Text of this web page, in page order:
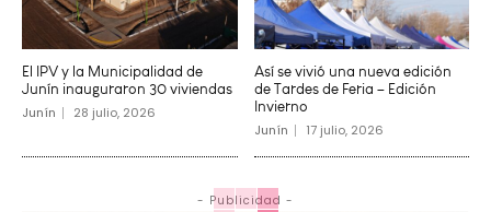
El IPV y la Municipalidad de
Junín inauguraron 30 viviendas
Junín 28 julio, 2026
Así se vivió una nueva edición
de Tardes de Feria – Edición
Invierno
Junín 17 julio, 2026
- Publicidad -